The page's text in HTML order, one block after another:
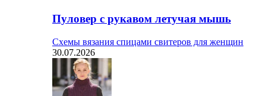
Пуловер с рукавом летучая мышь
Схемы вязания спицами свитеров для женщин
30.07.2026